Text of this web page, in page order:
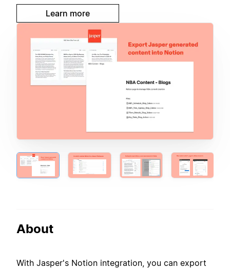
Learn more
About
With Jasper's Notion integration, you can export